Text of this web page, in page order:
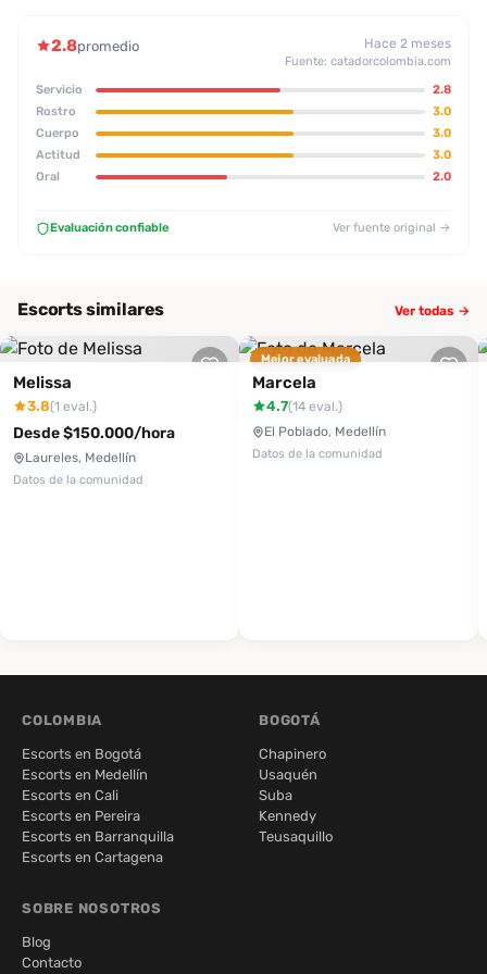
2.8promedio Hace 2 meses
Fuente: catadorcolombia.com
Servicio
2.8
Rostro
3.0
Cuerpo
3.0
Actitud
3.0
Oral
2.0
Evaluación confiable Ver fuente original →
Escorts similares Ver todas →
Melissa
3.8(1 eval.)
Desde $150.000/hora
Laureles, Medellín
Datos de la comunidad
Mejor evaluada
Marcela
4.7(14 eval.)
El Poblado, Medellín
Datos de la comunidad
COLOMBIA
Escorts en Bogotá
Escorts en Medellín
Escorts en Cali
Escorts en Pereira
Escorts en Barranquilla
Escorts en Cartagena
BOGOTÁ
Chapinero
Usaquén
Suba
Kennedy
Teusaquillo
SOBRE NOSOTROS
Blog
Contacto